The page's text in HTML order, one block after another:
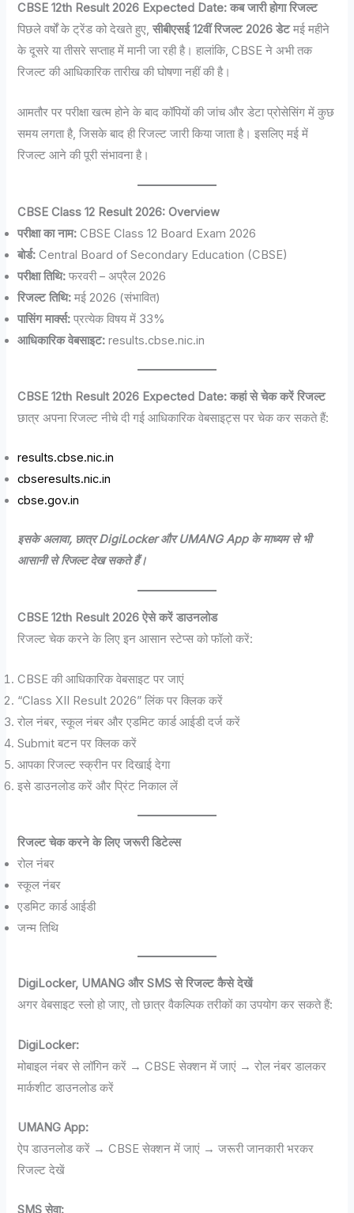
CBSE 12th Result 2026 Expected Date: कब जारी होगा रिजल्ट
पिछले वर्षों के ट्रेंड को देखते हुए,सीबीएसई 12वीं रिजल्ट 2026 डेटमई महीने
के दूसरे या तीसरे सप्ताह में मानी जा रही है। हालांकि, CBSE ने अभी तक
रिजल्ट की आधिकारिक तारीख की घोषणा नहीं की है।
आमतौर पर परीक्षा खत्म होने के बाद कॉपियों की जांच और डेटा प्रोसेसिंग में कुछ
समय लगता है, जिसके बाद ही रिजल्ट जारी किया जाता है। इसलिए मई में
रिजल्ट आने की पूरी संभावना है।
CBSE Class 12 Result 2026: Overview
परीक्षा का नाम: CBSE Class 12 Board Exam 2026
बोर्ड: Central Board of Secondary Education (CBSE)
परीक्षा तिथि: फरवरी – अप्रैल 2026
रिजल्ट तिथि: मई 2026 (संभावित)
पासिंग मार्क्स: प्रत्येक विषय में 33%
आधिकारिक वेबसाइट: results.cbse.nic.in
CBSE 12th Result 2026 Expected Date: कहां से चेक करें रिजल्ट
छात्र अपना रिजल्ट नीचे दी गई आधिकारिक वेबसाइट्स पर चेक कर सकते हैं:
results.cbse.nic.in
cbseresults.nic.in
cbse.gov.in
इसके अलावा, छात्र DigiLocker और UMANG App के माध्यम से भी
आसानी से रिजल्ट देख सकते हैं।
CBSE 12th Result 2026 ऐसे करें डाउनलोड
रिजल्ट चेक करने के लिए इन आसान स्टेप्स को फॉलो करें:
CBSE की आधिकारिक वेबसाइट पर जाएं
“Class XII Result 2026” लिंक पर क्लिक करें
रोल नंबर, स्कूल नंबर और एडमिट कार्ड आईडी दर्ज करें
Submit बटन पर क्लिक करें
आपका रिजल्ट स्क्रीन पर दिखाई देगा
इसे डाउनलोड करें और प्रिंट निकाल लें
रिजल्ट चेक करने के लिए जरूरी डिटेल्स
रोल नंबर
स्कूल नंबर
एडमिट कार्ड आईडी
जन्म तिथि
DigiLocker, UMANG और SMS से रिजल्ट कैसे देखें
अगर वेबसाइट स्लो हो जाए, तो छात्र वैकल्पिक तरीकों का उपयोग कर सकते हैं:
DigiLocker:
मोबाइल नंबर से लॉगिन करें → CBSE सेक्शन में जाएं → रोल नंबर डालकर
मार्कशीट डाउनलोड करें
UMANG App:
ऐप डाउनलोड करें → CBSE सेक्शन में जाएं → जरूरी जानकारी भरकर
रिजल्ट देखें